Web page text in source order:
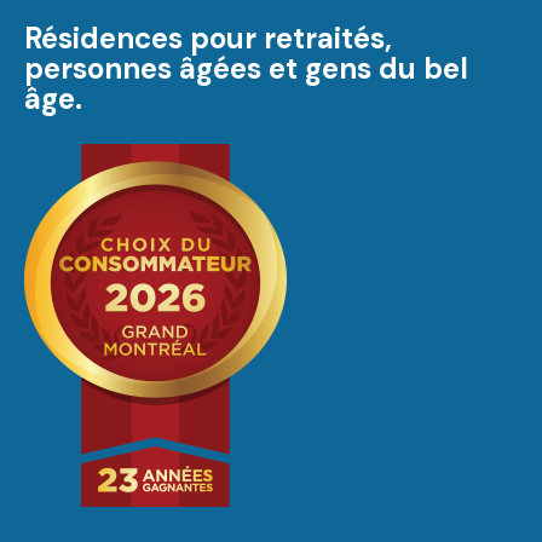
Résidences pour retraités,
personnes âgées et gens du bel
âge.